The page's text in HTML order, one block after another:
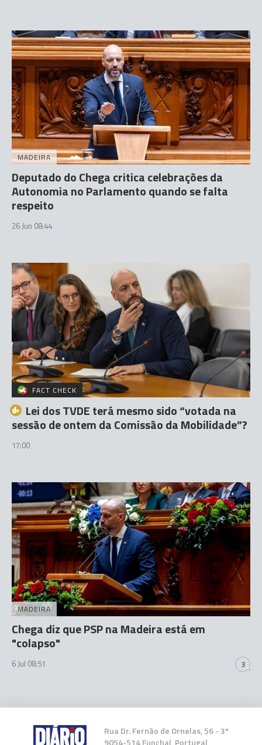
MADEIRA
Deputado do Chega critica celebrações da
Autonomia no Parlamento quando se falta
respeito
26 Jun 08:44
FACT CHECK
Lei dos TVDE terá mesmo sido “votada na
sessão de ontem da Comissão da Mobilidade”?
17:00
MADEIRA
Chega diz que PSP na Madeira está em
"colapso"
6 Jul 08:51 3
Rua Dr. Fernão de Ornelas, 56 - 3º
9054-514 Funchal, Portugal